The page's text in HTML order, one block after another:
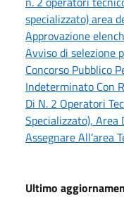
specializzato) area
Approvazione
Avviso di selezione
Concorso Pubblico
Indeterminato Con
Di N. 2 Operatori
Specializzato),
Assegnare All’area
Ultimo